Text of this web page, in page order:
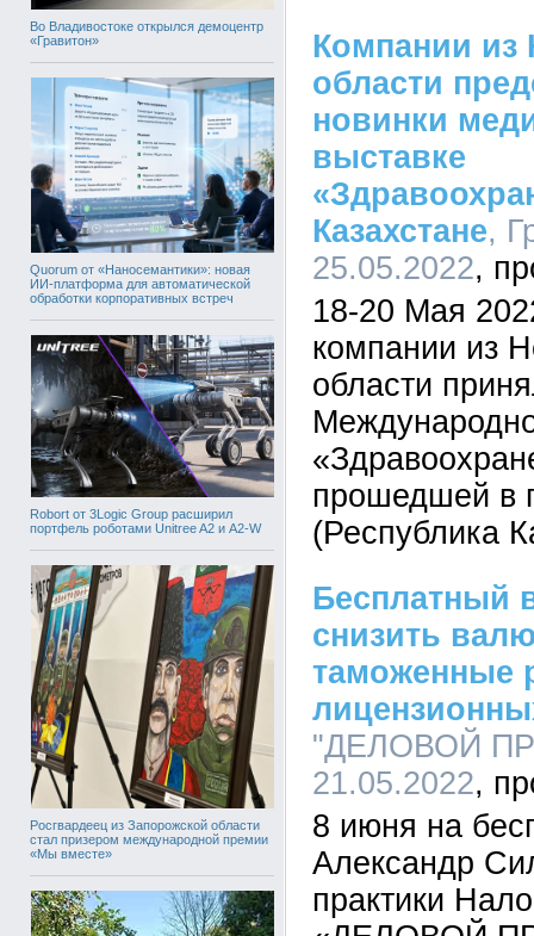
Во Владивостоке открылся демоцентр
«Гравитон»
Quorum от «Наносемантики»: новая
ИИ-платформа для автоматической
обработки корпоративных встреч
Robort от 3Logic Group расширил
портфель роботами Unitree A2 и A2-W
Росгвардеец из Запорожской области
стал призером международной премии
«Мы вместе»
Компании из
области
новинки
выставке
Казахстане,
25.05.2022
18-20 Мая
компании из
области
прошедшей в
(Республика
Бесплатный
снизить
таможенные
"ДЕЛОВОЙ
21.05.2022
8 июня на
Александр
практики